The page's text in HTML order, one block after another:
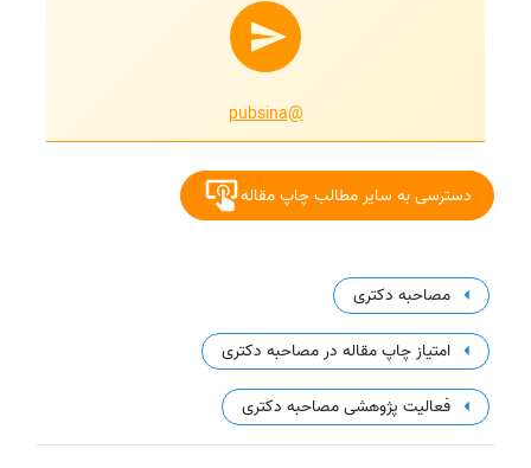
@pubsina
دسترسی به سایر مطالب چاپ مقاله
مصاحبه دکتری
امتیاز چاپ مقاله در مصاحبه دکتری
فعالیت پژوهشی مصاحبه دکتری